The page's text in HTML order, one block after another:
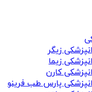
زیگر
زیما
کارن
پارس طب فرینو